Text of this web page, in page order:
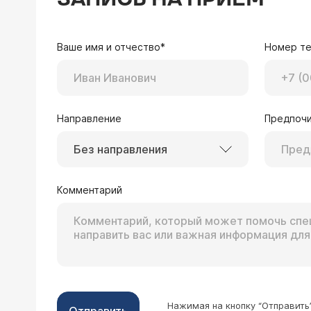
проходит и ничего не течет, не
не помогли, дышать над паром не
никогда не страдала, летом и
приметила. К тому же, сегодня
как остановить соплю?
Здравствуйте,
30.11.2024 Юлия, 41 год, Барановичи,
не выявило. Беспокоит: постоянно
Врач —
Здравствуйте,нужно
Ваше имя и отчество* Номер
Направление
Без направления
Комментарий
Нажимая на кнопку